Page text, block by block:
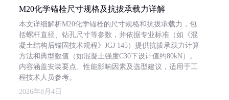
M20化学锚栓尺寸规格及抗拔承载力详解
本文详细解析M20化学锚栓的尺寸规格和抗拔承载力，包
括螺杆直径、钻孔尺寸等参数，并依据专业标准（如《混
凝土结构后锚固技术规程》JGJ 145）提供抗拔承载力计算
方法和典型数值（如混凝土强度C30下设计值约80kN）。
内容涵盖安装要点、性能影响因素及选型建议，适用于工
程技术人员参考。
2026年8月4日